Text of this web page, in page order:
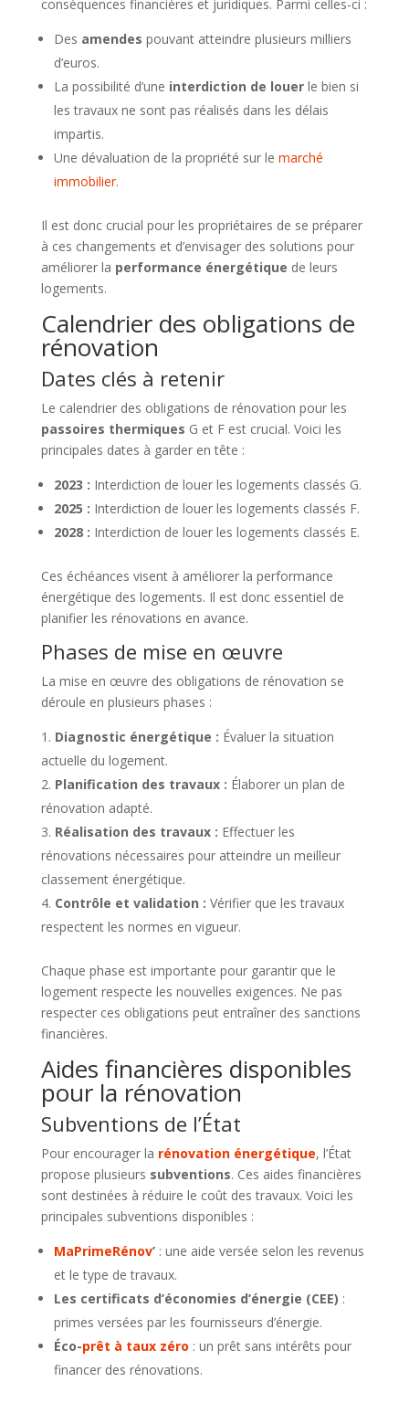
conséquences financières et juridiques. Parmi celles-ci :
Des amendes pouvant atteindre plusieurs milliers
d’euros.
La possibilité d’une interdiction de louerle bien si
les travaux ne sont pas réalisés dans les délais
impartis.
Une dévaluation de la propriété sur le marché
immobilier.
Il est donc crucial pour les propriétaires de se préparer
à ces changements et d’envisager des solutions pour
améliorer la performance énergétique de leurs
logements.
Calendrier des obligations de
rénovation
Dates clés à retenir
Le calendrier des obligations de rénovation pour les
passoires thermiques G et F est crucial. Voici les
principales dates à garder en tête :
2023 : Interdiction de louer les logements classés G.
2025 : Interdiction de louer les logements classés F.
2028 : Interdiction de louer les logements classés E.
Ces échéances visent à améliorer la performance
énergétique des logements. Il est donc essentiel de
planifier les rénovations en avance.
Phases de mise en œuvre
La mise en œuvre des obligations de rénovation se
déroule en plusieurs phases :
Diagnostic énergétique : Évaluer la situation
actuelle du logement.
Planification des travaux : Élaborer un plan de
rénovation adapté.
Réalisation des travaux : Effectuer les
rénovations nécessaires pour atteindre un meilleur
classement énergétique.
Contrôle et validation : Vérifier que les travaux
respectent les normes en vigueur.
Chaque phase est importante pour garantir que le
logement respecte les nouvelles exigences. Ne pas
respecter ces obligations peut entraîner des sanctions
financières.
Aides financières disponibles
pour la rénovation
Subventions de l’État
Pour encourager la rénovation énergétique, l’État
propose plusieurs subventions. Ces aides financières
sont destinées à réduire le coût des travaux. Voici les
principales subventions disponibles :
MaPrimeRénov’: une aide versée selon les revenus
et le type de travaux.
Les certificats d’économies d’énergie (CEE) :
primes versées par les fournisseurs d’énergie.
Éco-prêt à taux zéro : un prêt sans intérêts pour
financer des rénovations.